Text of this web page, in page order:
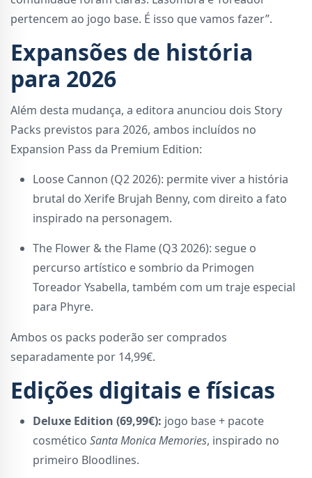
pertencem ao jogo base. É isso que vamos fazer”.
Expansões de história
para 2026
Além desta mudança, a editora anunciou dois Story
Packs previstos para 2026, ambos incluídos no
Expansion Pass da Premium Edition:
Loose Cannon (Q2 2026): permite viver a história
brutal do Xerife Brujah Benny, com direito a fato
inspirado na personagem.
The Flower & the Flame (Q3 2026): segue o
percurso artístico e sombrio da Primogen
Toreador Ysabella, também com um traje especial
para Phyre.
Ambos os packs poderão ser comprados
separadamente por 14,99€.
Edições digitais e físicas
Deluxe Edition (69,99€): jogo base + pacote
cosmético Santa Monica Memories, inspirado no
primeiro Bloodlines.